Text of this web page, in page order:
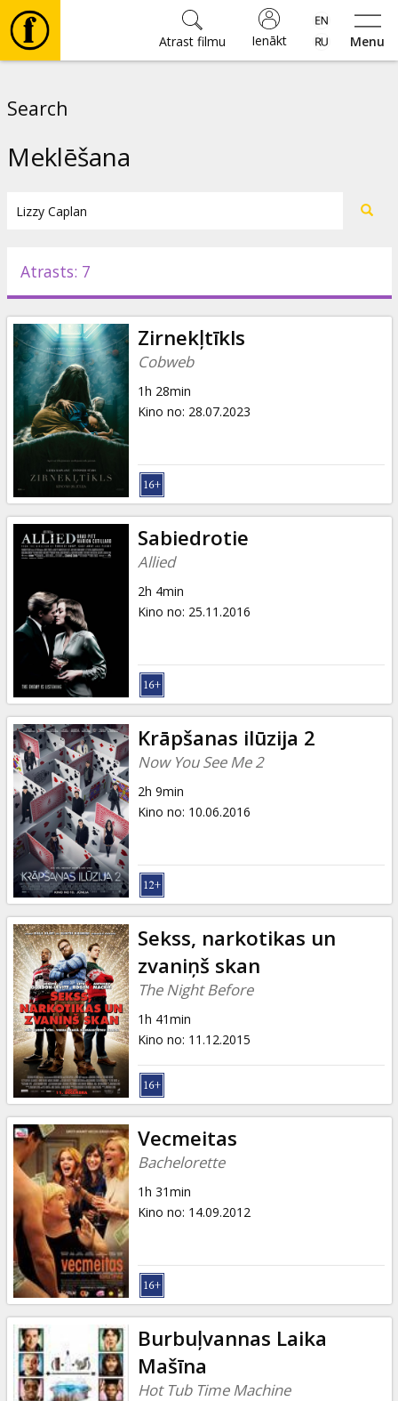
Menu
Ienākt
Atrast filmu
Pasākumi
Ziņas
Dāvanu
kartes
Uzkodas
B2B
Klubs
Search
Meklēšana
Atrasts: 7
Zirnekļtīkls
Cobweb
1h 28min
Kino no: 28.07.2023
Sabiedrotie
Allied
2h 4min
Kino no: 25.11.2016
Krāpšanas ilūzija 2
Now You See Me 2
2h 9min
Kino no: 10.06.2016
Sekss, narkotikas un
zvaniņš skan
The Night Before
1h 41min
Kino no: 11.12.2015
Vecmeitas
Bachelorette
1h 31min
Kino no: 14.09.2012
Burbuļvannas Laika
Mašīna
Hot Tub Time Machine